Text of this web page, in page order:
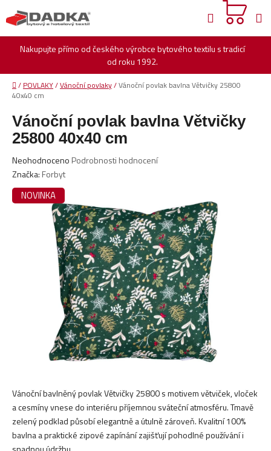
na
obsah
Nakupujte přímo od českého výrobce bytového textilu s tradicí
od roku 1992.
Hledat
Domů
/ POVLAKY/Vánoční povlaky/Vánoční povlak bavlna Větvičky 25800
40x40 cm
Vánoční bavlněný povlak Větvičky 25800 s motivem větviček, vloček
a cesmíny vnese do interiéru příjemnou sváteční atmosféru. Tmavě
zelený podklad působí elegantně a útulně zároveň. Kvalitní 100%
bavlna a praktické zipové zapínání zajišťují pohodlné používání i
Vánoční povlak bavlna Větvičky
25800 40x40 cm
Průměrné
hodnocení
produktu
je
Neohodnoceno Podrobnosti hodnocení
Značka: Forbyt
NOVINKA